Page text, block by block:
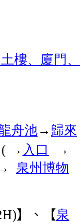
樓、廈門、
舟池→歸來
( → 入口
→
泉州博物
】、【泉